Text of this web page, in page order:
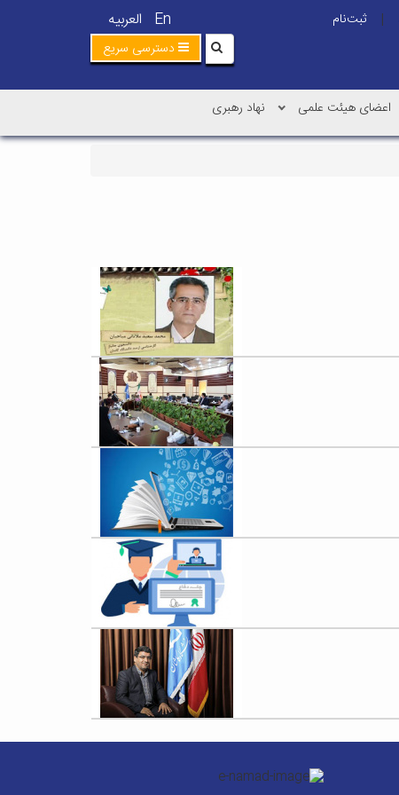
En العربیه |
ثبت‌نام
دسترسی سریع
اعضای هیئت علمی نهاد رهبری